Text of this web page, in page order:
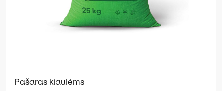
Pašaras kiaulėms